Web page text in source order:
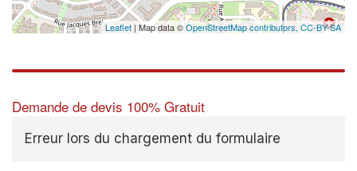
Leaflet | Map data ©OpenStreetMap contributors,CC-BY-SA
Demande de devis 100% Gratuit
Erreur lors du chargement du formulaire